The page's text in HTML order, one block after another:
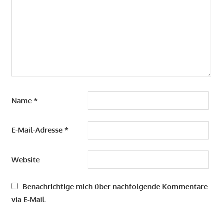
Name *
E-Mail-Adresse *
Website
Benachrichtige mich über nachfolgende Kommentare
via E-Mail.